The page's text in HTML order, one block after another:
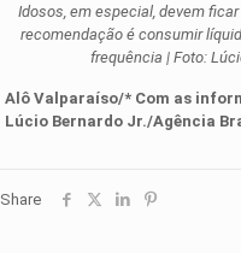
Idosos, em especial, devem
recomendação é consumir
frequência | Foto:
Alô Valparaíso/* Com as
Lúcio Bernardo Jr./Agência
Share